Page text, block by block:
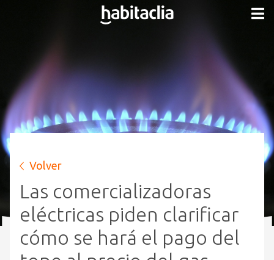
Volver
Las comercializadoras
eléctricas piden clarificar
cómo se hará el pago del